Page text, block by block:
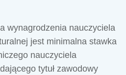
wynagrodzenia nauczyciela
jest minimalna stawka
nauczyciela
tytuł zawodowy